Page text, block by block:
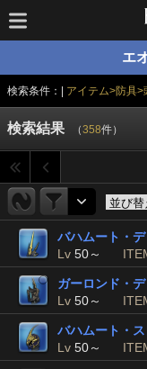
エ
検索条件：| アイテム>防具>
検索結果 （358件）
バハムート・
Lv 50～
ガーロンド・
Lv 50～
バハムート・
Lv 50～